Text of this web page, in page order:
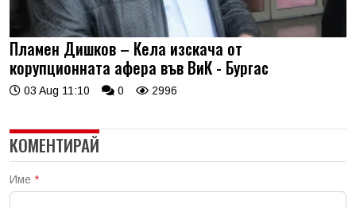
Пламен Дишков – Кела изскача от
корупционната афера във ВиК - Бургас
03 Aug 11:10 0 2996
КОМЕНТИРАЙ
Име *